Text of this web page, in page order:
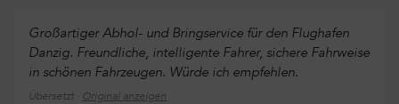
Großartiger Abhol- und Bringservice für den Flughafen
Danzig. Freundliche, intelligente Fahrer, sichere Fahrweise
in schönen Fahrzeugen. Würde ich empfehlen.
Übersetzt · Original anzeigen